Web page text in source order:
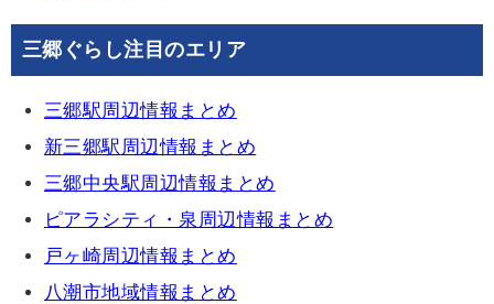
三郷ぐらし注目のエリア
三郷駅周辺情報まとめ
新三郷駅周辺情報まとめ
三郷中央駅周辺情報まとめ
ピアラシティ・泉周辺情報まとめ
戸ヶ崎周辺情報まとめ
八潮市地域情報まとめ